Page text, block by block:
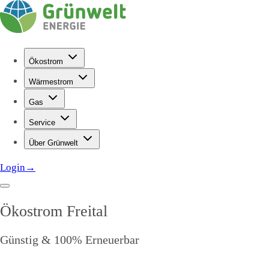
Ökostrom
Wärmestrom
Gas
Service
Über Grünwelt
Login→
Ökostrom Freital
Günstig & 100% Erneuerbar